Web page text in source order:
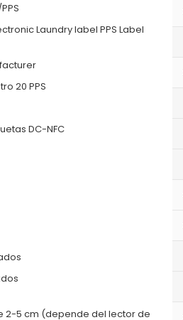
Laundry label PPS Label
20 PPS
DC-NFC
2-5 cm (depende del lector de